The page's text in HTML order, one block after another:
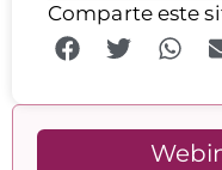
Comparte este